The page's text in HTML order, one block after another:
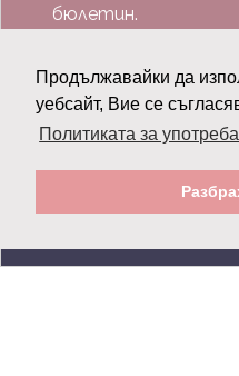
Продължавайки да
уебсайт, Вие се
Политиката за
бюлетин.
© 2026 Grazia.bg -